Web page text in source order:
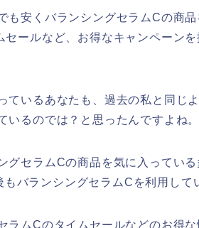
も安くバランシングセラムCの商
セールなど、お得なキャンペーン
ているあなたも、過去の私と同じ
いるのでは？と思ったんですよね。
グセラムCの商品を気に入ってい
バランシングセラムCを利用して
ラムCのタイムセールなどのお得